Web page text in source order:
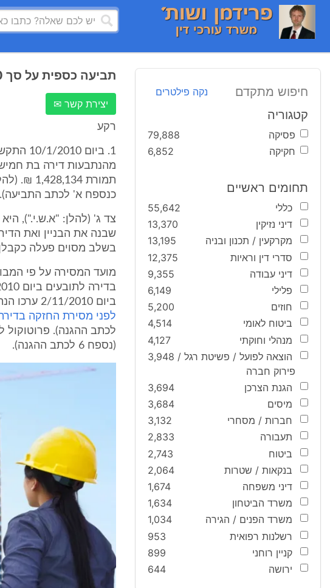
חיפוש מתקדם נקה פילטרים
קטגוריה
פסיקה
79,888
חקיקה
6,852
תחומים ראשיים
כללי
55,642
דיני נזיקין
13,370
מקרקעין / תכנון ובניה
13,195
סדרי דין וראיות
12,375
דיני עבודה
9,355
פלילי
6,149
חוזים
5,200
ביטוח לאומי
4,514
מנהלי וחוקתי
4,127
הוצאה לפועל / פשיטת רגל /
פירוק חברה
3,948
הגנת הצרכן
3,694
מיסים
3,684
חברות / מסחרי
3,132
תעבורה
2,833
ביטוח
2,743
בנקאות / שטרות
2,064
דיני משפחה
1,674
משרד הביטחון
1,634
משרד הפנים / הגירה
1,034
רשלנות רפואית
953
קניין רוחני
899
ירושה
644
תביעה כספית על סך 100,000 ₪, בגין ליקויי בניה
יצירת קשר ✉
רקע
1.
תמורת
כנספח א' לכתב התביעה).
שבנה את הבניין ואת
בשלב מסוים פעלה
ביום 2/11/2010 ערכו הנתבעות באמצעות א.ש.י. ובנוכחות התובע פרוטוקול מקדים
לפני מסירת החזקה בדירה
(נספח 6 לכתב ההגנה).